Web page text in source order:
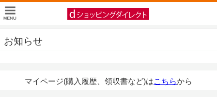
お知らせ
マイページ(購入履歴、領収書など)はこちらから